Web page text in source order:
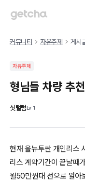
커뮤니티 자유주제 게시
자유주제
형님들 차량 추
싯털럼Lv 1
현재 올뉴투싼 개인리스
리스 계약기간이 끝날때
월50만원대 선으로 알아